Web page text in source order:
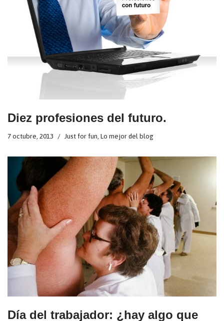
Diez profesiones del futuro.
7 octubre, 2013 Just for fun, Lo mejor del blog
Día del trabajador: ¿hay algo que